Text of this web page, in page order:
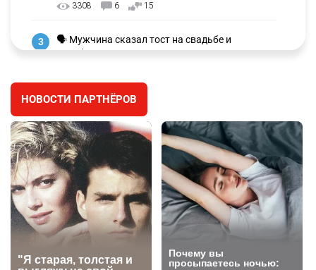
3308 6 15
3
🗣 Мужчина сказал тост на свадьбе и
заработал уголовное дело
🐏 Скота больше, а мясо дороже. Почему в
Казахстане продолжают расти цены на
баранину и конину
2707
5
⚠️ Доброе утро, друзья! Предлагаем обзор
главных новостей за 4 августа
2804 0 1
6
🗣Глава государства направил телеграмму
соболезнования родным и близким Халық
НОВОСТИ ПАРТНЁРОВ